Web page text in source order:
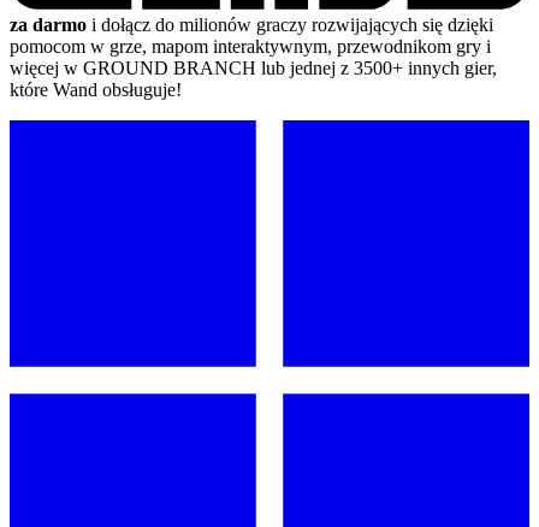
za darmo i dołącz do milionów graczy rozwijających się dzięki
pomocom w grze, mapom interaktywnym, przewodnikom gry i
więcej w GROUND BRANCH lub jednej z 3500+ innych gier,
które Wand obsługuje!